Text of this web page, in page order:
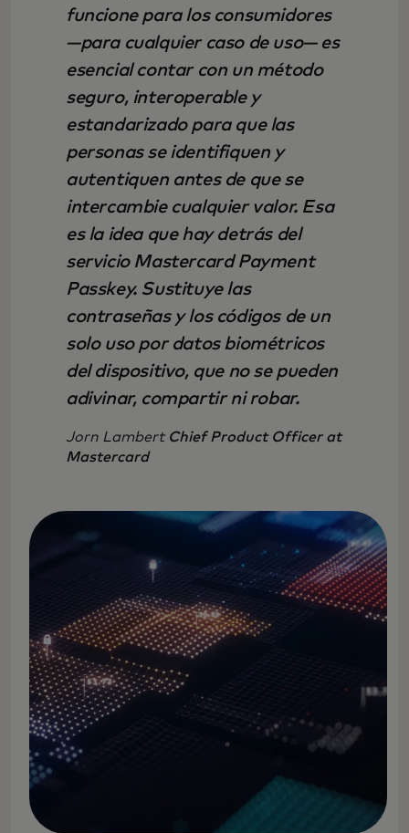
funcione para los consumidores
—para cualquier caso de uso— es
esencial contar con un método
seguro, interoperable y
estandarizado para que las
personas se identifiquen y
autentiquen antes de que se
intercambie cualquier valor. Esa
es la idea que hay detrás del
servicio Mastercard Payment
Passkey. Sustituye las
contraseñas y los códigos de un
solo uso por datos biométricos
del dispositivo, que no se pueden
adivinar, compartir ni robar.
Jorn Lambert Chief Product Officer at
Mastercard